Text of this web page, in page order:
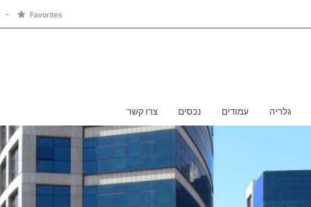
Favorites
גלריה עמודים נכסים צרו קשר